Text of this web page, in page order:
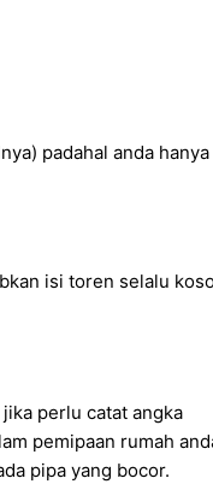
padahal anda hanya
isi toren selalu
perlu catat angka
pemipaan rumah
pipa yang bocor.